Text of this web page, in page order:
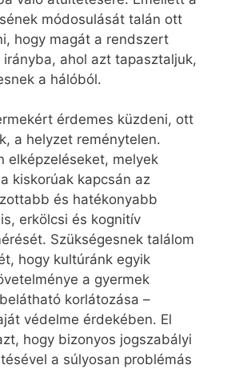
módosulását talán ott
hogy magát a rendszert
ahol azt tapasztaljuk,
a hálóból.
érdemes küzdeni, ott
a helyzet reménytelen.
elképzeléseket, melyek
kiskorúak kapcsán az
és hatékonyabb
erkölcsi és kognitív
Szükségesnek találom
hogy kultúránk egyik
a gyermek
korlátozása –
védelme érdekében. El
hogy bizonyos jogszabályi
a súlyosan problémás